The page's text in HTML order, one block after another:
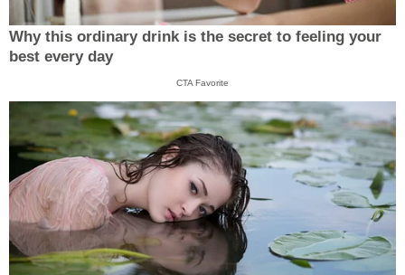
Why this ordinary drink is the secret to feeling your
best every day
CTA Favorite